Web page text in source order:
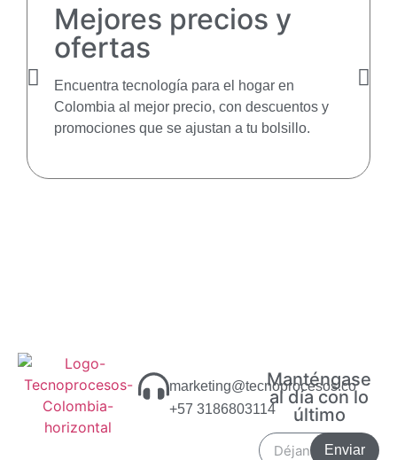
Mejores precios y
ofertas
Encuentra tecnología para el hogar en
Colombia al mejor precio, con descuentos y
promociones que se ajustan a tu bolsillo.
marketing@tecnoprocesos.co
+57 3186803114
Manténgase
al día con lo
último
Enviar